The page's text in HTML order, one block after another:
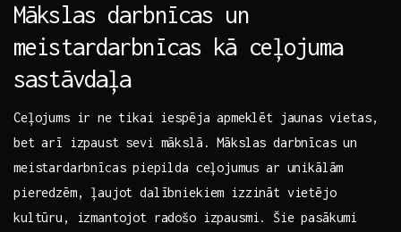
Mākslas darbnīcas un
meistardarbnīcas kā ​ceļojuma
sastāvdaļa
Ceļojums ir ne ⁤tikai iespēja apmeklēt jaunas vietas,
bet arī izpaust sevi mākslā. Mākslas darbnīcas un
meistardarbnīcas ⁣piepilda ceļojumus ar unikālām
pieredzēm, ļaujot dalībniekiem izzināt vietējo
kultūru, izmantojot radošo izpausmi. Šie pasākumi